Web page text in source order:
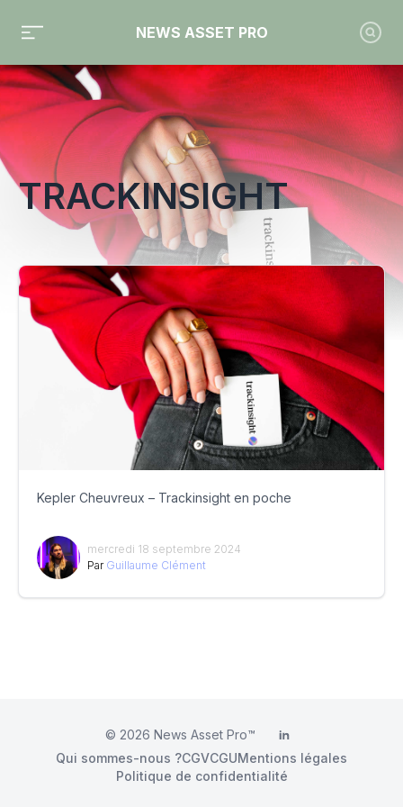
NEWS ASSET PRO
Toute l'actualité sur le tag "Trackinsight"
TRACKINSIGHT
Kepler Cheuvreux – Trackinsight en poche
mercredi 18 septembre 2024
Par Guillaume Clément
© 2026 News Asset Pro™ LinkedIn
Qui sommes-nous ?CGVCGUMentions légales
Politique de confidentialité